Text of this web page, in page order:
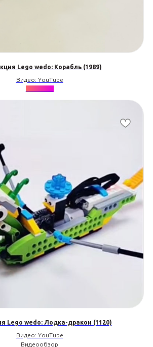
Lego wedo: Корабль (1989)
Видео: YouTube
Lego wedo: Лодка-дракон (1120)
Видео: YouTube
Видеообзор